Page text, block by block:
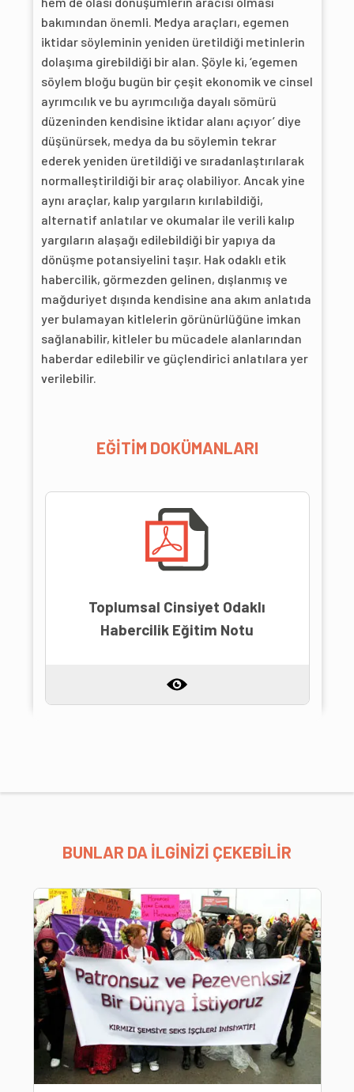
bakımından önemli. Medya araçları, egemen
iktidar söyleminin yeniden üretildiği metinlerin
dolaşıma girebildiği bir alan. Şöyle ki, ‘egemen
söylem bloğu bugün bir çeşit ekonomik ve cinsel
ayrımcılık ve bu ayrımcılığa dayalı sömürü
düzeninden kendisine iktidar alanı açıyor’ diye
düşünürsek, medya da bu söylemin tekrar
ederek yeniden üretildiği ve sıradanlaştırılarak
normalleştirildiği bir araç olabiliyor. Ancak yine
aynı araçlar, kalıp yargıların kırılabildiği,
alternatif anlatılar ve okumalar ile verili kalıp
yargıların alaşağı edilebildiği bir yapıya da
dönüşme potansiyelini taşır. Hak odaklı etik
habercilik, görmezden gelinen, dışlanmış ve
mağduriyet dışında kendisine ana akım anlatıda
yer bulamayan kitlelerin görünürlüğüne imkan
sağlanabilir, kitleler bu mücadele alanlarından
haberdar edilebilir ve güçlendirici anlatılara yer
verilebilir.
EĞİTİM DOKÜMANLARI
Toplumsal Cinsiyet Odaklı
Habercilik Eğitim Notu
BUNLAR DA İLGİNİZİ ÇEKEBİLİR